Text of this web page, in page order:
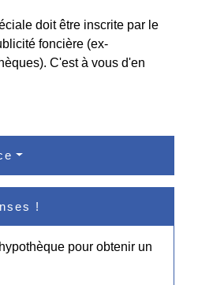
doit être inscrite par le
foncière (ex-
C'est à vous d'en
!
pour obtenir un